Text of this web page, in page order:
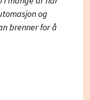
og
brenner for å